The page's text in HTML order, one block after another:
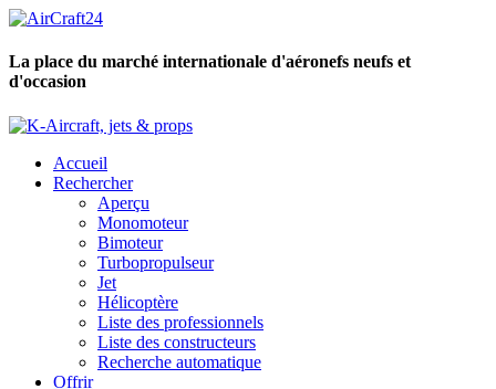
La place du marché internationale d'aéronefs neufs et
d'occasion
Accueil
Rechercher
Aperçu
Monomoteur
Bimoteur
Turbopropulseur
Jet
Hélicoptère
Liste des professionnels
Liste des constructeurs
Recherche automatique
Offrir